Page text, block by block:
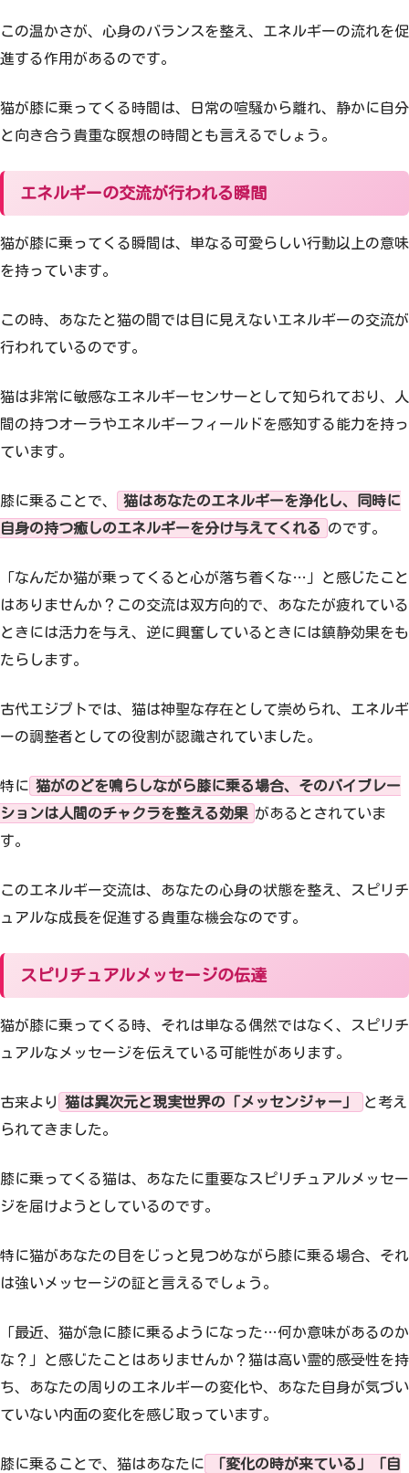
この温かさが、心身のバランスを整え、エネルギーの流れを促
進する作用があるのです。
猫が膝に乗ってくる時間は、日常の喧騒から離れ、静かに自分
と向き合う貴重な瞑想の時間とも言えるでしょう。
エネルギーの交流が行われる瞬間
猫が膝に乗ってくる瞬間は、単なる可愛らしい行動以上の意味
を持っています。
この時、あなたと猫の間では目に見えないエネルギーの交流が
行われているのです。
猫は非常に敏感なエネルギーセンサーとして知られており、人
間の持つオーラやエネルギーフィールドを感知する能力を持っ
ています。
膝に乗ることで、
猫はあなたのエネルギーを浄化し、同時に
自身の持つ癒しのエネルギーを分け与えてくれる
のです。
「なんだか猫が乗ってくると心が落ち着くな…」と感じたこと
はありませんか？この交流は双方向的で、あなたが疲れている
ときには活力を与え、逆に興奮しているときには鎮静効果をも
たらします。
古代エジプトでは、猫は神聖な存在として崇められ、エネルギ
ーの調整者としての役割が認識されていました。
特に 猫がのどを鳴らしながら膝に乗る場合、そのバイブレー
ションは人間のチャクラを整える効果 があるとされていま
す。
このエネルギー交流は、あなたの心身の状態を整え、スピリチ
ュアルな成長を促進する貴重な機会なのです。
スピリチュアルメッセージの伝達
猫が膝に乗ってくる時、それは単なる偶然ではなく、スピリチ
ュアルなメッセージを伝えている可能性があります。
古来より 猫は異次元と現実世界の「メッセンジャー」
と考え
られてきました。
膝に乗ってくる猫は、あなたに重要なスピリチュアルメッセー
ジを届けようとしているのです。
特に猫があなたの目をじっと見つめながら膝に乗る場合、それ
は強いメッセージの証と言えるでしょう。
「最近、猫が急に膝に乗るようになった…何か意味があるのか
な？」と感じたことはありませんか？猫は高い霊的感受性を持
ち、あなたの周りのエネルギーの変化や、あなた自身が気づい
ていない内面の変化を感じ取っています。
膝に乗ることで、猫はあなたに
「変化の時が来ている」「自